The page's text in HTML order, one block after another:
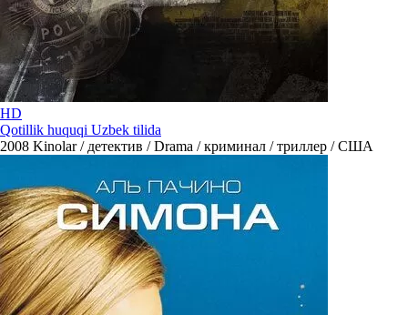
HD
Qotillik huquqi Uzbek tilida
2008 Kinolar / детектив / Drama / криминал / триллер / США